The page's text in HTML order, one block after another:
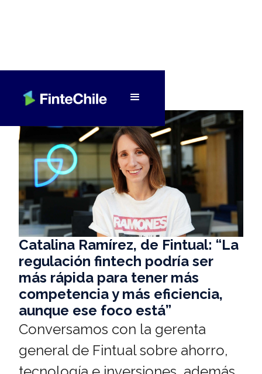
Catalina Ramírez, de Fintual: “La
regulación fintech podría ser
más rápida para tener más
competencia y más eficiencia,
aunque ese foco está”
Conversamos con la gerenta
general de Fintual sobre ahorro,